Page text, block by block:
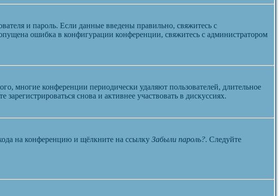
и пароль. Если данные введены правильно, свяжитесь с
ошибка в конфигурации конференции, свяжитесь с администратором
многие конференции периодически удаляют пользователей, длительное
снова и активнее участвовать в дискуссиях.
на конференцию и щёлкните на ссылку Забыли пароль?. Следуйте